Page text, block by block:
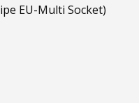
EU-Multi Socket)